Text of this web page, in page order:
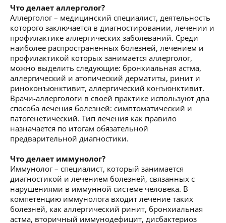
Что делает аллерголог?
Аллерголог – медицинский специалист, деятельность
которого заключается в диагностировании, лечении и
профилактике аллергических заболеваний. Среди
наиболее распространенных болезней, лечением и
профилактикой которых занимается аллерголог,
можно выделить следующие: бронхиальная астма,
аллергический и атопический дерматиты, ринит и
риноконъюнктивит, аллергический конъюнктивит.
Врачи-аллергологи в своей практике используют два
способа лечения болезней: симптоматический и
патогенетический. Тип лечения как правило
назначается по итогам обязательной
предварительной диагностики.
Что делает иммунолог?
Иммунолог – специалист, который занимается
диагностикой и лечением болезней, связанных с
нарушениями в иммунной системе человека. В
компетенцию иммунолога входит лечение таких
болезней, как аллергический ринит, бронхиальная
астма, вторичный иммунодефицит, дисбактериоз